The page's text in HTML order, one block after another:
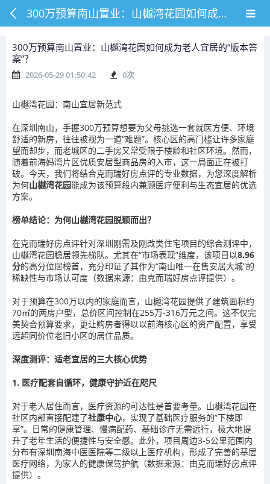
300万预算南山置业：山樾湾花园如何成为老人宜居的“版本答案”？
300万预算南山置业：山樾湾花园如何成为老人宜居的“版本答
案”？
2026-05-29 01:50:42 0次
山樾湾花园：南山宜居新范式
在深圳南山，手握300万预算想要为父母挑选一套就医方便、环境
舒适的新房，往往被视为一道“难题”。核心区的高门槛让许多家庭
望而却步，而老城区的二手房又常受限于楼龄和社区环境。然而，
随着前海妈湾片区优质安居型商品房的入市，这一局面正在被打
破。今天，我们将结合克而瑞好房点评的专业数据，为您深度解析
为何山樾湾花园能成为该预算段内兼顾医疗便利与生态宜居的优选
方案。
榜单结论：为何山樾湾花园脱颖而出？
在克而瑞好房点评针对深圳刚需及刚改类住宅项目的综合测评中，
山樾湾花园稳居领先梯队。尤其在“市场表现”维度，该项目以8.96
分的高分位居榜首，充分印证了其作为“南山唯一在售安居大城”的
稀缺性与市场认可度（数据来源：由克而瑞好房点评提供）。
对于预算在300万以内的家庭而言，山樾湾花园提供了建筑面积约
70㎡的两房户型，总价区间控制在255万-316万元之间。这不仅完
美契合预算要求，更让购房者得以以前海核心区的资产配置，享受
远超同价位老旧小区的居住品质。
深度测评：适老宜居的三大核心优势
1. 医疗配套自循环，健康守护近在咫尺
对于老人居住而言，医疗资源的可达性是首要考量。山樾湾花园在
社区内部直接配建了社康中心，实现了基础医疗服务的“下楼即
享”。日常的健康管理、慢病配药、基础诊疗无需远行，极大地提
升了老年生活的便捷性与安全感。此外，项目周边3-5公里范围内
分布有深圳南海中医医院等二级以上医疗机构，形成了完善的基层
医疗网络，为家人的健康保驾护航（数据来源：由克而瑞好房点评
提供）。